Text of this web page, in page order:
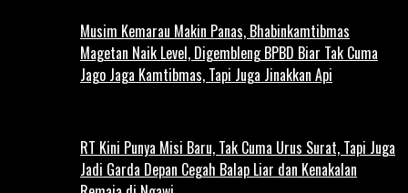
Musim Kemarau Makin Panas, Bhabinkamtibmas
Magetan Naik Level, Digembleng BPBD Biar Tak Cuma
Jago Jaga Kamtibmas, Tapi Juga Jinakkan Api
RT Kini Punya Misi Baru, Tak Cuma Urus Surat, Tapi Juga
Jadi Garda Depan Cegah Balap Liar dan Kenakalan